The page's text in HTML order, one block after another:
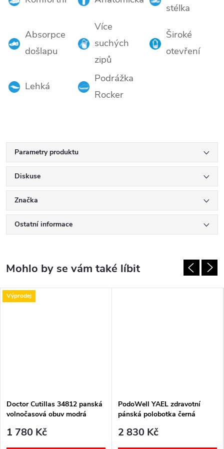
stélka
Absorpce
došlapu
Více
suchých
zipů
Široké
otevření
Lehká
Podrážka
Rocker
Parametry produktu
Diskuse
Značka
Ostatní informace
Výprodej
Doctor Cutillas 34812 panská
volnočasová obuv modrá
1 780 Kč
PodoWell YAEL zdravotní
pánská polobotka černá
2 830 Kč